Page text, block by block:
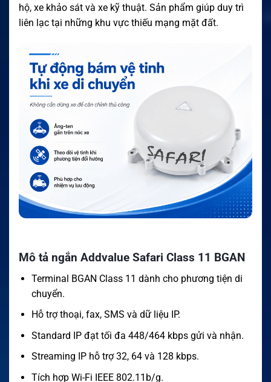
hộ, xe khảo sát và xe kỹ thuật. Sản phẩm giúp duy trì
liên lạc tại những khu vực thiếu mạng mặt đất.
Mô tả ngắn Addvalue Safari Class 11 BGAN
Terminal BGAN Class 11 dành cho phương tiện di
chuyển.
Hỗ trợ thoại, fax, SMS và dữ liệu IP.
Standard IP đạt tối đa 448/464 kbps gửi và nhận.
Streaming IP hỗ trợ 32, 64 và 128 kbps.
Tích hợp Wi-Fi IEEE 802.11b/g.